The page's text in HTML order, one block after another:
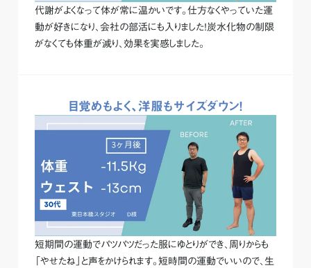
代謝がよくなって体が常に温かいです。仕方なくやっていた運
動が好きになり、会社の部活にも入りました！炭水化物の制限
がなくても体重が減り、効果を実感しました。
目覚めもよく、洋服もサイズダウン！
短期間の運動でパツパツだった服にゆとりができ、周りからも
「やせたね」と声をかけられます。短時間の運動でいいので、生